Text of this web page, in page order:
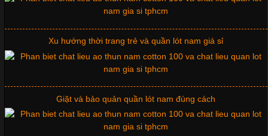
chuyên nghiệp đóng vai trò quan trọng đối với sự phát triển của
đơn vị lựa chọn hiện nay là sử dụng áo thun đồng phục công ty.
Không chỉ giúp tạo sự đồng bộ, áo thun
Chất Liệu Lycra Có Gì Đặc Biệt Trong Ngành Thời Trang?
Xu hướng thời trang trẻ và quần lót nam giá sỉ
Giặt và bảo quản quần lót nam đúng cách